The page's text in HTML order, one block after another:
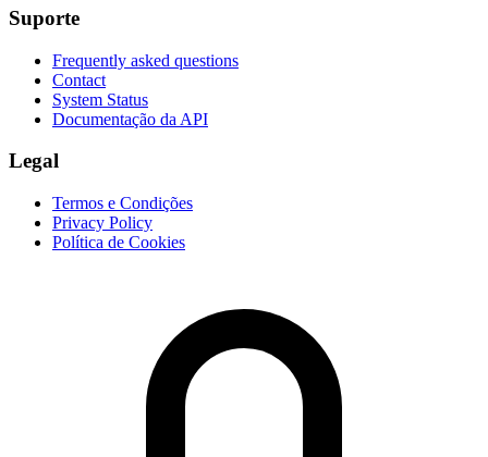
Suporte
Frequently asked questions
Contact
System Status
Documentação da API
Legal
Termos e Condições
Privacy Policy
Política de Cookies